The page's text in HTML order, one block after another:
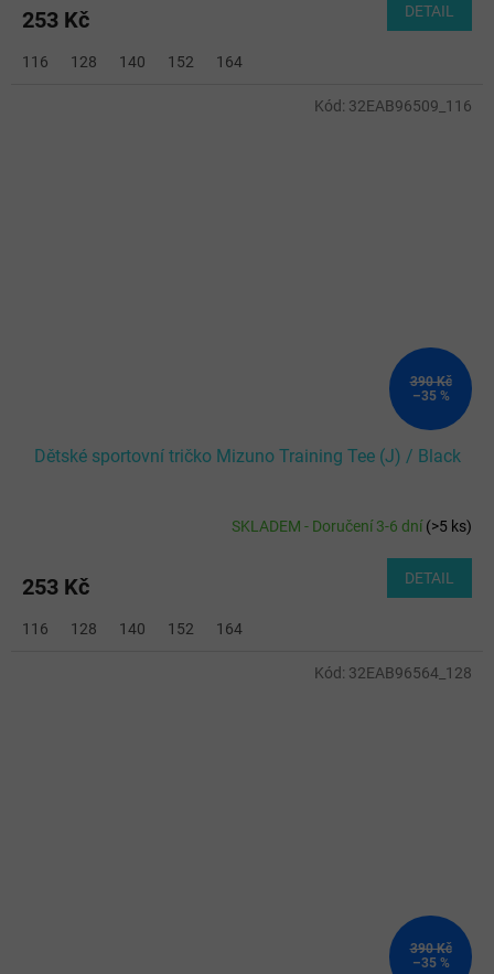
253 Kč DETAIL
116 128 140 152 164
390 Kč
–35 %
Dětské sportovní tričko Mizuno Training Tee (J) / Black
SKLADEM - Doručení 3-6 dní(>5 ks)
253 Kč DETAIL
116 128 140 152 164
Kód: 32EAB96509_116
390 Kč
–35 %
Kód: 32EAB96564_128